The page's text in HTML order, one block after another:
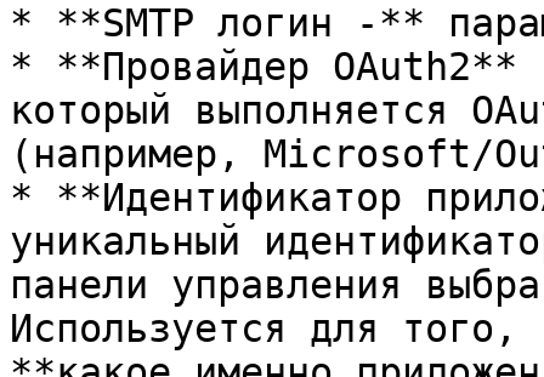
* **SMTP логин -**
* **Провайдер OAuth2**
который выполняется
(например, Microsoft/
* **Идентификатор
уникальный
панели управления
Используется для того,